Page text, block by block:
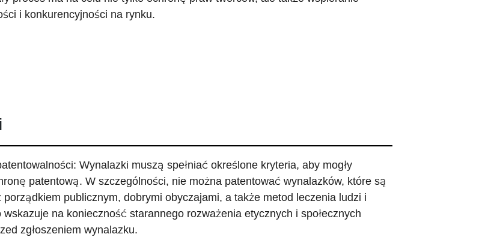
i konkurencyjności na rynku.
Wynalazki muszą spełniać określone kryteria, aby mogły
patentową. W szczególności, nie można patentować wynalazków, które są
porządkiem publicznym, dobrymi obyczajami, a także metod leczenia ludzi i
wskazuje na konieczność starannego rozważenia etycznych i społecznych
zgłoszeniem wynalazku.